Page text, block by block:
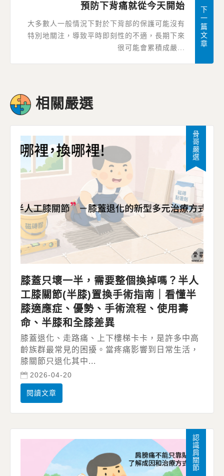
預防下背痛就從今天開始
大多數人一般情況下對於下背部的保護可能沒有
特別地關注，導致平時即刻性的不適，長期下來
很可能會累積成嚴...
下
一
篇
文
章
相關嚴選
膝蓋只壞一半，需要整個換掉嗎？半人
工膝關節(半膝)置換手術指南｜看懂半
膝適應症、優勢、手術流程、使用壽
命、半膝和全膝差異
膝蓋退化、走路痛、上下樓梯卡卡，是許多中高
齡族群最常見的困擾。當疼痛影響到日常生活，
膝關節只退化其中...
2026-04-20
閱讀文章
骨哥嚴選
認識肩關節